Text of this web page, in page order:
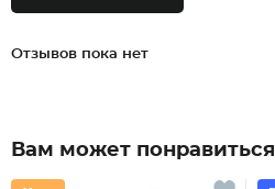
Отзывов пока нет
Вам может понравиться